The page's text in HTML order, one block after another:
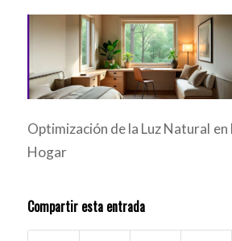
Optimización de la Luz Natural
Hogar
Compartir esta entrada